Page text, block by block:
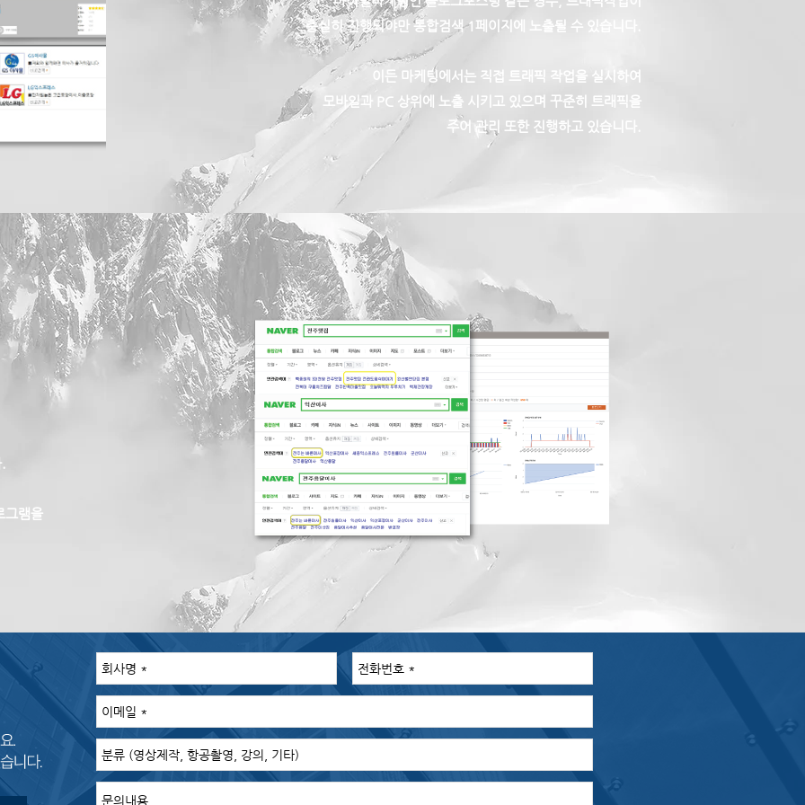
충실히 진행되야만 통합검색 1페이지에 노출될 수 있습니다.
이든 마케팅에서는 직접 트래픽 작업을 실시하여
모바일과 PC 상위에 노출 시키고 있으며 꾸준히 트래픽을
주어 관리 또한 진행하고 있습니다.
그램을